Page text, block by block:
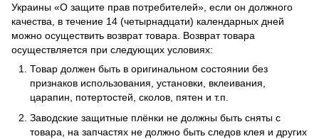
Украины «О защите прав потребителей», если он должного
качества, в течение 14 (четырнадцати) календарных дней
можно осуществить возврат товара. Возврат товара
осуществляется при следующих условиях:
Товар должен быть в оригинальном состоянии без
признаков использования, установки, вклеивания,
царапин, потертостей, сколов, пятен и т.п.
Заводские защитные плёнки не должны быть сняты с
товара, на запчастях не должно быть следов клея и других